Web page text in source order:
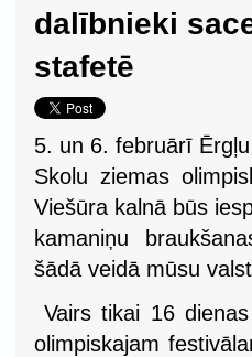
dalībnieki
stafetē
5. un 6. februārī
Skolu ziemas
Viešūra kalnā būs
kamaniņu
šādā veidā mūsu
Vairs tikai 16
olimpiskajam